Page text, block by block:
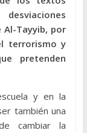
Al-Tayyib, por
terrorismo y
pretenden
y en la
también una
cambiar la